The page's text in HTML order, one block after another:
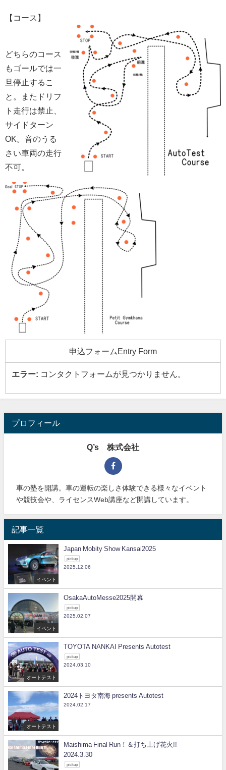
【コース】
どちらのコース
もゴールでは一
旦停止するこ
と。またドリフ
ト走行は禁止、
サイドターン
OK。音のうる
さい車両の走行
不可。
申込フォームEntry Form
エラー: コンタクトフォームが見つかりません。
プロフィール
Q’s 株式会社
車の塾を開講。車の運転の楽しさ体験できる様々なイベント
や競技会や、ライセンスWeb講座など開講しています。
記事一覧
イベント
Japan Mobity Show Kansai2025
pickup
2025.12.06
イベント
OsakaAutoMesse2025開幕
pickup
2025.02.07
オートテスト
TOYOTA NANKAI Presents Autotest
pickup
2024.03.10
オートテスト
2024トヨタ南海 presents Autotest
2024.02.17
Maishima Final Run！＆打ち上げ花火!!
2024.3.30
pickup